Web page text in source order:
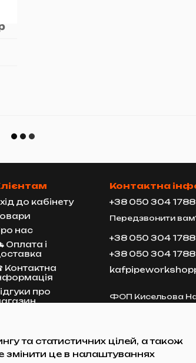
до кабінету
нас
Оплата і
Контактна
про
в соцмережах
Контактна
+38 050 304 1788
Передзвонити
+38 050 304 1788
+38 050 304 1788
ФОП Кисельова
Україна, 61140 м.
та статистичних цілей, а також
змінити це в налаштуваннях